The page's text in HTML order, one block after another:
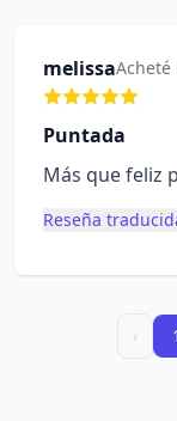
melissaAcheté
Puntada
Más que feliz
Reseña
‹ 1